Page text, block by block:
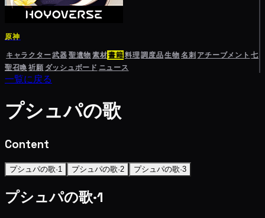
原神
キャラクター武器聖遺物素材書籍料理調度品生物名刺 アチーブメント 七
聖召喚祈願 ダッシュボード ニュース
一覧に戻る
プシュパの歌
Content
プシュパの歌·1 プシュパの歌·2 プシュパの歌·3
プシュパの歌·1